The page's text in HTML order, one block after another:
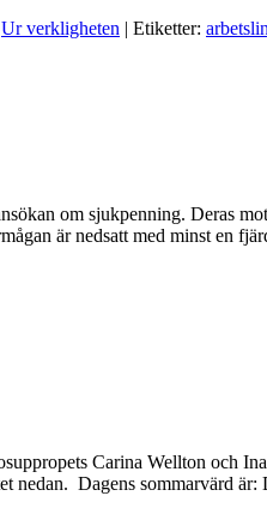
Ur verkligheten | Etiketter:
om sjukpenning. Deras
är nedsatt med minst en
Carina Wellton och
nedan. Dagens sommarvärd